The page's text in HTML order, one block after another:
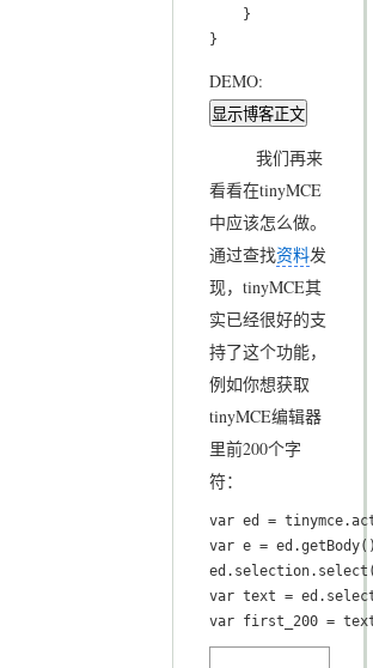
    }
}
DEMO:
显示博客正文
我们再来
看看在tinyMCE
中应该怎么做。
通过查找资料发
现，tinyMCE其
实已经很好的支
持了这个功能，
例如你想获取
tinyMCE编辑器
里前200个字
符：
var ed =
var e =
var text =
var first_200 =